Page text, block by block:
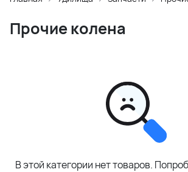
Прочие колена
В этой категории нет товаров.